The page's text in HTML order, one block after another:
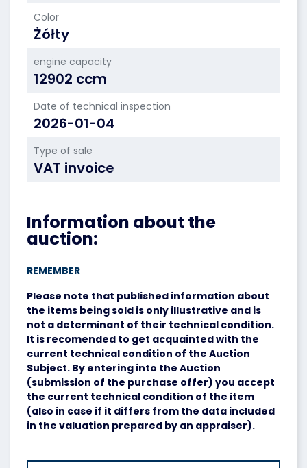
Color
Żółty
engine capacity
12902 ccm
Date of technical inspection
2026-01-04
Type of sale
VAT invoice
Information about the
auction:
REMEMBER
Please note that published information about
the items being sold is only illustrative and is
not a determinant of their technical condition.
It is recomended to get acquainted with the
current technical condition of the Auction
Subject. By entering into the Auction
(submission of the purchase offer) you accept
the current technical condition of the item
(also in case if it differs from the data included
in the valuation prepared by an appraiser).